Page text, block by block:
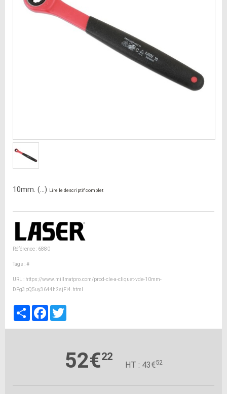
10mm. (...) Lire le descriptif complet
Référence : 6880
Tags :#
URL : https://www.millmatpro.com/prod-cle-a-cliquet-vde-10mm-
DPg3pQ5uy3644h2sjFi4.html
PartagerFacebook
52€22
HT : 43€52